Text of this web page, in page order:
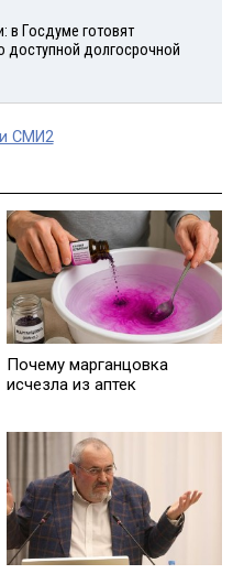
в Госдуме готовят
доступной долгосрочной
СМИ2
Почему марганцовка
исчезла из аптек